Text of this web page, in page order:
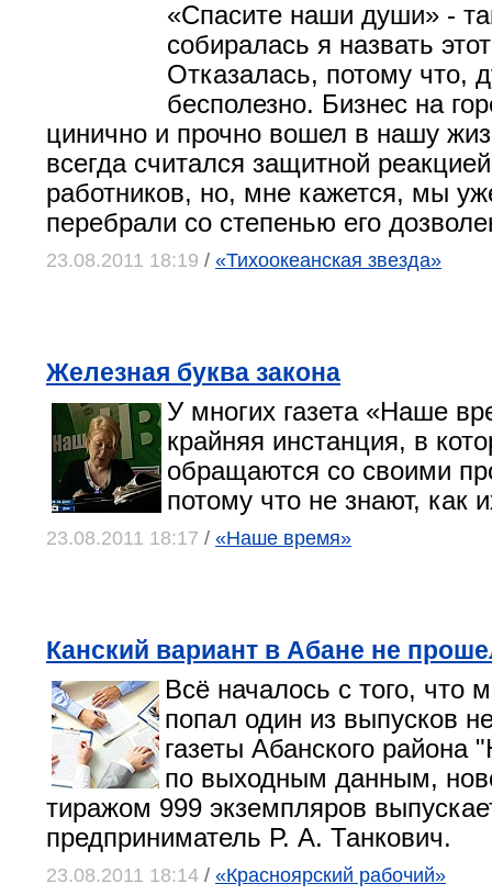
«Спасите наши души» -
собиралась я назвать
Отказалась, потому что,
бесполезно. Бизнес на
цинично и прочно вошел в нашу
всегда считался защитной
работников, но, мне кажется, мы
перебрали со степенью его
23.08.2011 18:19 / «Тихоокеанская звезда»
Железная буква закона
У многих газета «Наше
крайняя инстанция, в
обращаются со своими
потому что не знают, как
23.08.2011 18:17 / «Наше время»
Канский вариант в Абане не
Всё началось с того, что
попал один из выпусков
газеты Абанского района
по выходным данным,
тиражом 999 экземпляров
предприниматель Р. А. Танкович.
23.08.2011 18:14 / «Красноярский рабочий»